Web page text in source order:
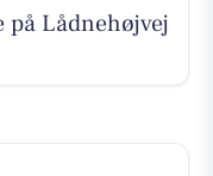
Lådnehøjvej